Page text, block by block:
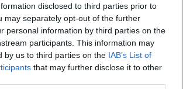
disclosed to third parties prior to
may separately opt-out of the further
personal information by third parties on the
participants. This information may
by us to third parties on the IAB’s List of
that may further disclose it to other
λήψης
είναι το κλειδί